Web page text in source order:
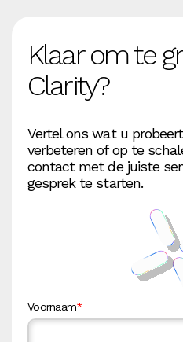
Klaar om te
Clarity?
Vertel ons wat u
verbeteren of op te
contact met de juiste
gesprek te starten.
Voornaam*